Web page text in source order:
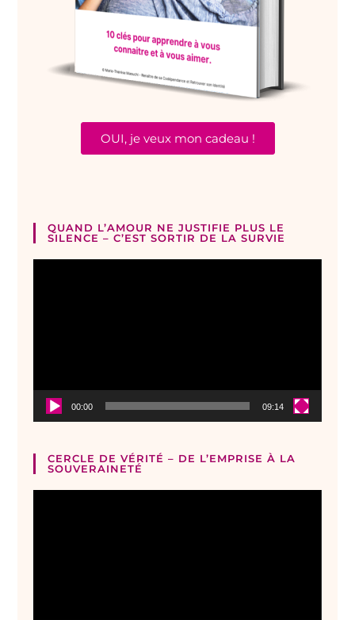
OUI, je veux mon cadeau !
QUAND L’AMOUR NE JUSTIFIE PLUS LE
SILENCE – C’EST SORTIR DE LA SURVIE
00:00 09:14
CERCLE DE VÉRITÉ – DE L’EMPRISE À LA
SOUVERAINETÉ